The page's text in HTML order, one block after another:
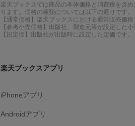
楽天ブックスでは商品の本体価格と消費税を含
ります。価格の種類については以下の通りです。
【通常価格】楽天ブックスにおける通常販売価格
【参考小売価格】出版社、製造元等が設定した小
【旧定価】出版社が出版時に設定した定価です。
楽天ブックスアプリ
iPhoneアプリ
Androidアプリ